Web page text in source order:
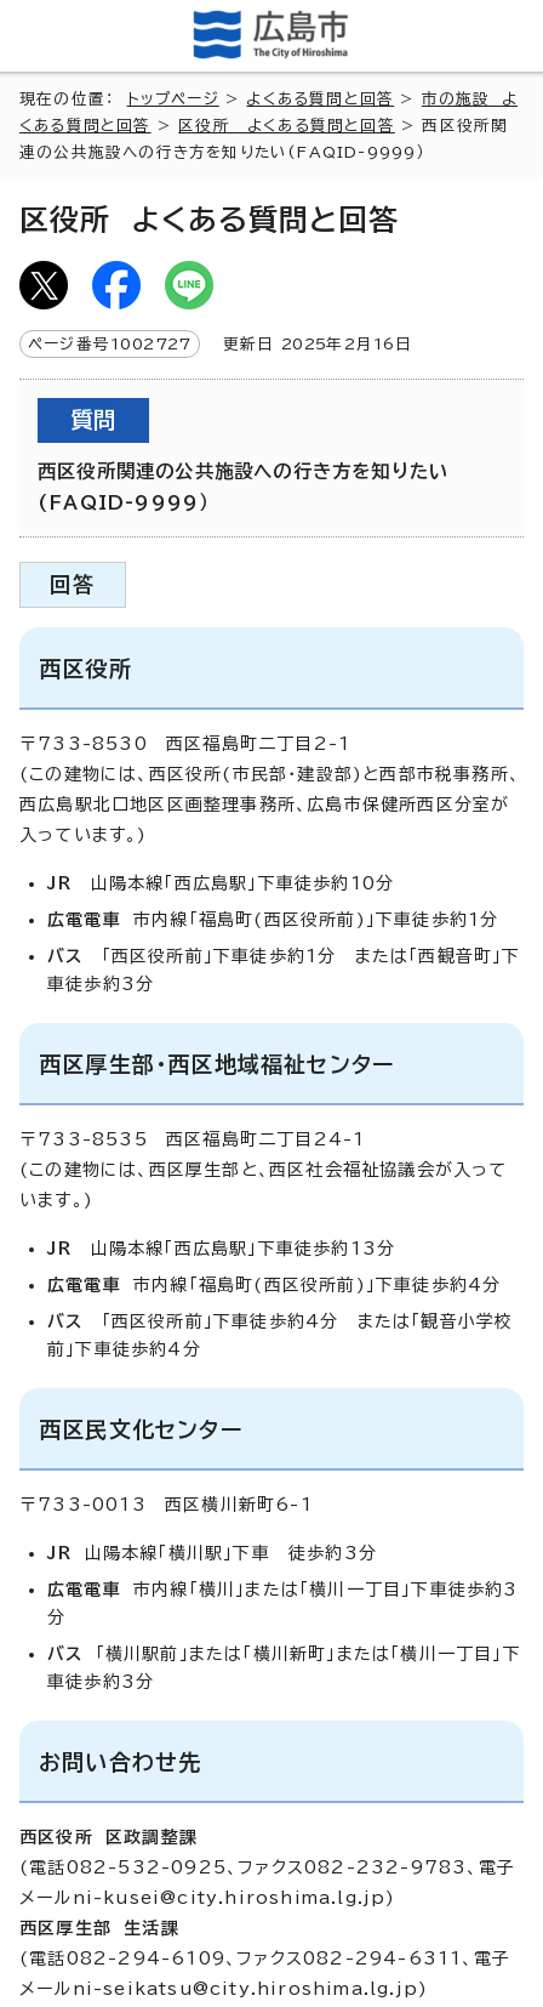
現在の位置： トップページ > よくある質問と回答 > 市の施設 よ
くある質問と回答
> 区役所 よくある質問と回答
> 西区役所関
連の公共施設への行き方を知りたい(FAQID-9999）
区役所 よくある質問と回答
ページ番号 1002727 更新日 2025年2月 16 日
質問
西区役所関連の公共施設への行き方を知りたい
(FAQID-9999）
回答
西区役所
〒733-8530 西区福島町二丁目2-1
(この建物には、西区役所(市民部・建設部)と西部市税事務所、
西広島駅北口地区区画整理事務所、広島市保健所西区分室が
入っています。)
JR 山陽本線「西広島駅」下車徒歩約10分
広電電車 市内線「福島町(西区役所前)」下車徒歩約1分
バス
「西区役所前」下車徒歩約1分 または「西観音町」下
車徒歩約3分
西区厚生部・西区地域福祉センター
〒733-8535 西区福島町二丁目24-1
(この建物には、西区厚生部と、西区社会福祉協議会が入って
います。)
JR 山陽本線「西広島駅」下車徒歩約13分
広電電車 市内線「福島町(西区役所前)」下車徒歩約4分
バス
「西区役所前」下車徒歩約4分 または「観音小学校
前」下車徒歩約4分
西区民文化センター
〒733-0013 西区横川新町6-1
JR 山陽本線「横川駅」下車 徒歩約3分
広電電車
市内線「横川」または「横川一丁目」下車徒歩約3
分
バス
「横川駅前」または「横川新町」または「横川一丁目」下
車徒歩約3分
お問い合わせ先
西区役所 区政調整課
(電話082-532-0925、ファクス082-232-9783、電子
メール ni-kusei@city.hiroshima.lg.jp )
西区厚生部 生活課
(電話082-294-6109、ファクス082-294-6311、電子
メール ni-seikatsu@city.hiroshima.lg.jp )